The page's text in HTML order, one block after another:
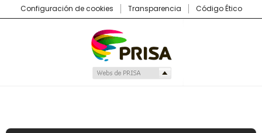
Configuración de cookies
Transparencia Código Ético